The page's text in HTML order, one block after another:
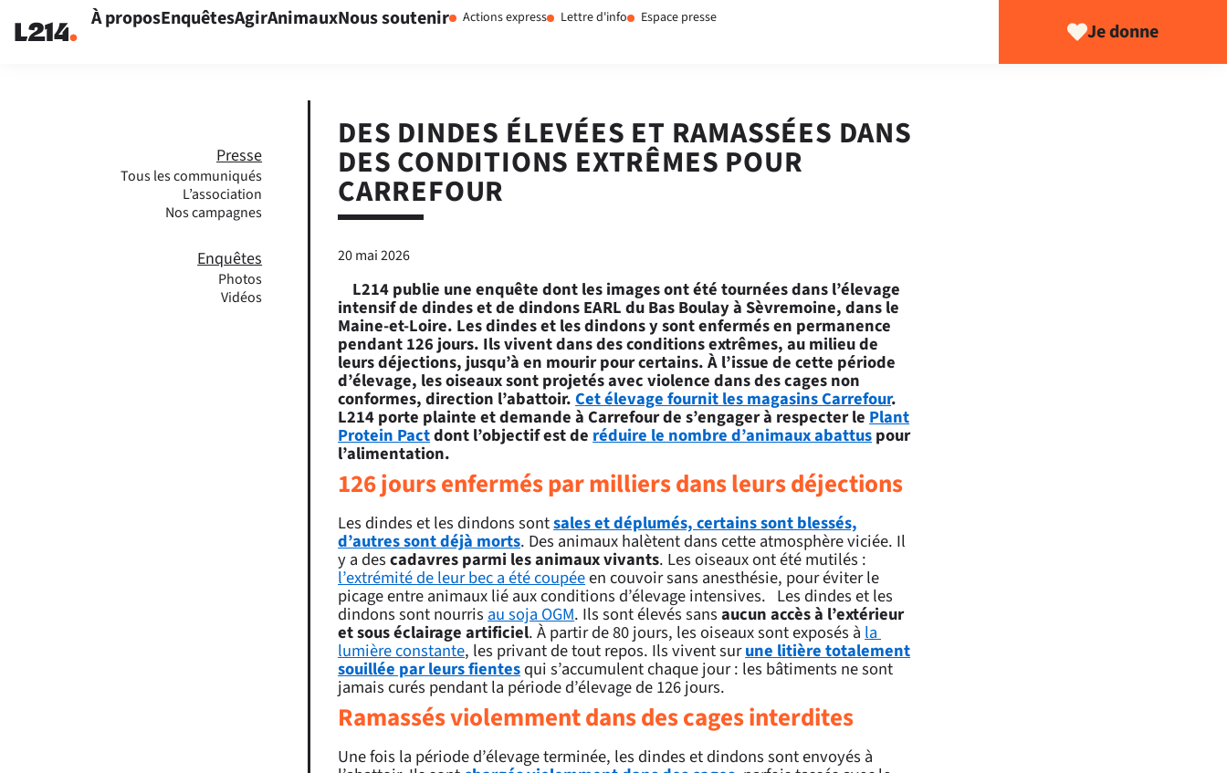
À proposEnquêtesAgirAnimauxNous soutenir Actions express Lettre d'info Espace presse
Je donne
Presse
Tous les communiqués
L’association
Nos campagnes
Enquêtes
Photos
Vidéos
DES DINDES ÉLEVÉES ET RAMASSÉES DANS
DES CONDITIONS EXTRÊMES POUR
CARREFOUR
20 mai 2026
L214 publie une enquête dont les images ont été tournées dans l’élevage
intensif de dindes et de dindons EARL du Bas Boulay à Sèvremoine, dans le
Maine-et-Loire. Les dindes et les dindons y sont enfermés en permanence
pendant 126 jours. Ils vivent dans des conditions extrêmes, au milieu de
leurs déjections, jusqu’à en mourir pour certains. À l’issue de cette période
d’élevage, les oiseaux sontprojetés avec violence dans des cages non
conformes, direction l’abattoir.Cet élevage fournit les magasins Carrefour.
L214 porte plainte et demande à Carrefour de s’engager à respecter le Plant
Protein Pactdont l’objectif est de réduire le nombre d’animaux abattuspour
l’alimentation.
126 jours enfermés par milliers dans leurs déjections
Les dindes et les dindons sontsales et déplumés, certains sont blessés,
d’autres sont déjà morts. Des animaux halètent dans cette atmosphère viciée. Il
y a descadavres parmi les animaux vivants. Les oiseaux ont été mutilés :
l’extrémité de leur bec a été coupéeen couvoir sans anesthésie, pour éviter le
picage entre animaux lié aux conditions d’élevage intensives. Les dindes et les
dindons sont nourris au soja OGM. Ils sont élevés sansaucun accès à l’extérieur
et sous éclairage artificiel. À partir de 80 jours, les oiseaux sont exposés à la
lumière constante, les privant de tout repos. Ils vivent surune litière totalement
souillée par leurs fientesqui s’accumulent chaque jour : les bâtiments ne sont
jamais curés pendant la période d’élevage de 126 jours.
Ramassés violemment dans des cages interdites
Une fois la période d’élevage terminée, les dindes et dindons sont envoyés à